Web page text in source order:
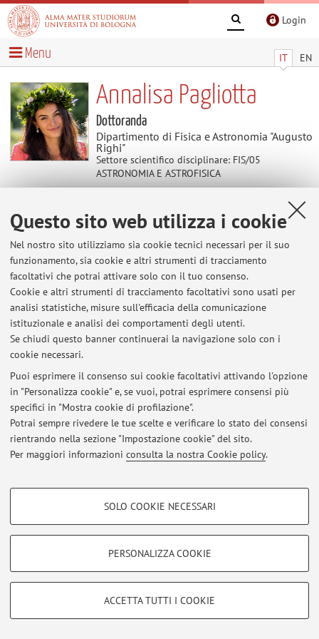
Questo sito web utilizza i cookie
Nel nostro sito utilizziamo sia cookie tecnici necessari per il suo
funzionamento, sia cookie e altri strumenti di tracciamento
facoltativi che potrai attivare solo con il tuo consenso.
Cookie e altri strumenti di tracciamento facoltativi sono usati per
analisi statistiche, misure sull'efficacia della comunicazione
istituzionale e analisi dei comportamenti degli utenti.
Se chiudi questo banner continuerai la navigazione solo con i
cookie necessari.
Puoi esprimere il consenso sui cookie facoltativi attivando l'opzione
in "Personalizza cookie" e, se vuoi, potrai esprimere consensi più
specifici in "Mostra cookie di profilazione".
Potrai sempre rivedere le tue scelte e verificare lo stato dei consensi
rientrando nella sezione "Impostazione cookie" del sito.
Per maggiori informazioni consulta la nostra Cookie policy.
COOKIE DI PROFILAZIONE - FACOLTATIVI
COOKIE TECNICI - NECESSARI
Si tratta di cookie tecnici utilizzati, a titolo esemplificativo, per il corretto
SOLO COOKIE NECESSARI
PERSONALIZZA COOKIE
ACCETTA TUTTI I COOKIE
Login
IT EN
Menu
Annalisa Pagliotta
Dottoranda
Dipartimento di Fisica e Astronomia "Augusto
Righi"
Settore scientifico disciplinare: FIS/05
ASTRONOMIA E ASTROFISICA
Contenuti utili
Al momento non sono presenti contenuti.
Ultimi avvisi
Al momento non sono presenti avvisi.
Area riservata
Accedi tramite login per gestire tutti i contenuti del sito.
© 2026 - ALMA MATER STUDIORUM - Università di Bologna - Via
Zamboni, 33 - 40126 Bologna - Partita IVA: 01131710376
Privacy|Note legali|Impostazioni Cookie